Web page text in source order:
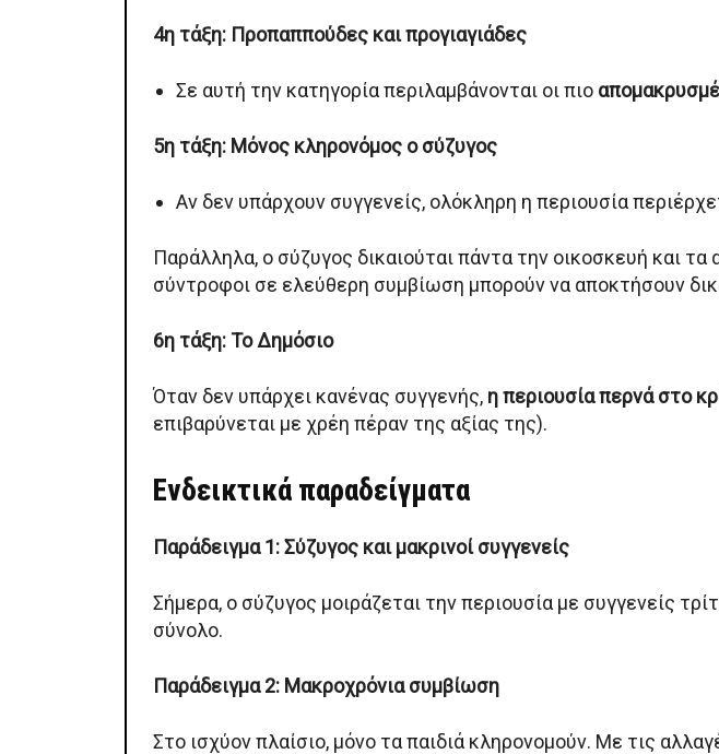
4η τάξη: Προπαππούδες και προγιαγιάδες
Σε αυτή την κατηγορία περιλαμβάνονται οι πιο
5η τάξη: Μόνος κληρονόμος ο σύζυγος
Αν δεν υπάρχουν συγγενείς, ολόκληρη η περιουσία
Παράλληλα, ο σύζυγος δικαιούται πάντα την οικοσκευή και
σύντροφοι σε ελεύθερη συμβίωση μπορούν να αποκτήσουν
6η τάξη: Το Δημόσιο
Όταν δεν υπάρχει κανένας συγγενής, η περιουσία περνά στο
επιβαρύνεται με χρέη πέραν της αξίας της).
Ενδεικτικά παραδείγματα
Παράδειγμα 1: Σύζυγος και μακρινοί συγγενείς
Σήμερα, ο σύζυγος μοιράζεται την περιουσία με συγγενείς
σύνολο.
Παράδειγμα 2: Μακροχρόνια συμβίωση
Στο ισχύον πλαίσιο, μόνο τα παιδιά κληρονομούν. Με τις